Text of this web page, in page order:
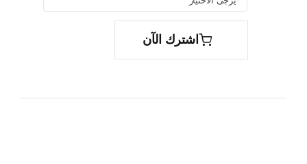
اشترك الآن